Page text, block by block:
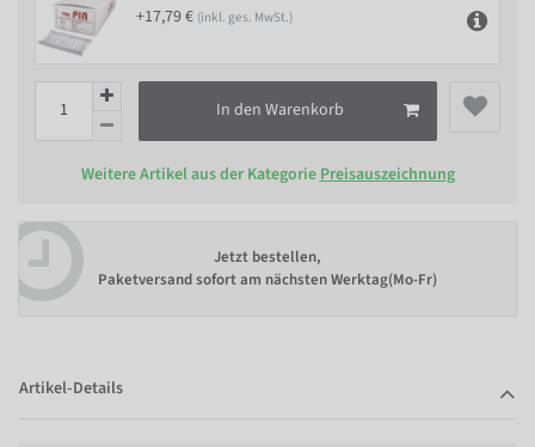
+17,79 € (inkl. ges. MwSt.)
In den Warenkorb
Weitere Artikel aus der Kategorie Preisauszeichnung
Jetzt bestellen,
Paketversand sofort am nächsten Werktag(Mo-Fr)
Artikel-Details